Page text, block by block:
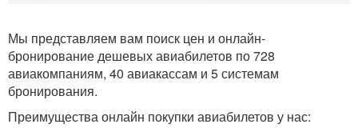
Мы представляем вам поиск цен и онлайн-
бронирование дешевых авиабилетов по 728
авиакомпаниям, 40 авиакассам и 5 системам
бронирования.
Преимущества онлайн покупки авиабилетов у нас: